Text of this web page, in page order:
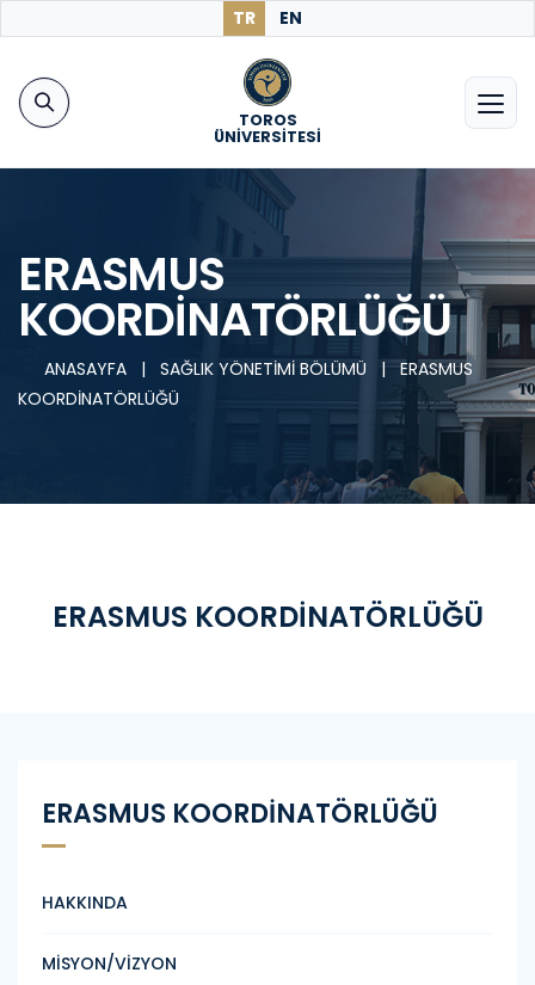
TR EN
TOROS
ÜNİVERSİTESİ
ERASMUS
KOORDİNATÖRLÜĞÜ
ANASAYFA | SAĞLIK YÖNETİMİ BÖLÜMÜ | ERASMUS
KOORDİNATÖRLÜĞÜ
ERASMUS KOORDİNATÖRLÜĞÜ
ERASMUS KOORDİNATÖRLÜĞÜ
HAKKINDA
MİSYON/VİZYON